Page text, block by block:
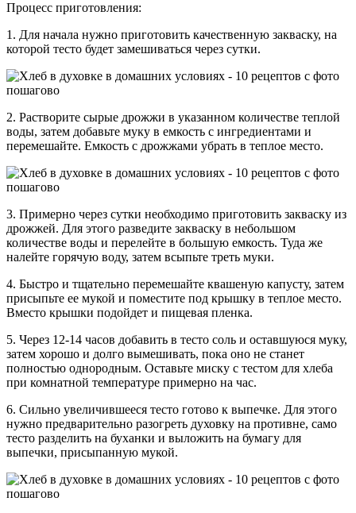
Процесс приготовления:
1. Для начала нужно приготовить качественную закваску, на
которой тесто будет замешиваться через сутки.
2. Растворите сырые дрожжи в указанном количестве теплой
воды, затем добавьте муку в емкость с ингредиентами и
перемешайте. Емкость с дрожжами убрать в теплое место.
3. Примерно через сутки необходимо приготовить закваску из
дрожжей. Для этого разведите закваску в небольшом
количестве воды и перелейте в большую емкость. Туда же
налейте горячую воду, затем всыпьте треть муки.
4. Быстро и тщательно перемешайте квашеную капусту, затем
присыпьте ее мукой и поместите под крышку в теплое место.
Вместо крышки подойдет и пищевая пленка.
5. Через 12-14 часов добавить в тесто соль и оставшуюся муку,
затем хорошо и долго вымешивать, пока оно не станет
полностью однородным. Оставьте миску с тестом для хлеба
при комнатной температуре примерно на час.
6. Сильно увеличившееся тесто готово к выпечке. Для этого
нужно предварительно разогреть духовку на противне, само
тесто разделить на буханки и выложить на бумагу для
выпечки, присыпанную мукой.